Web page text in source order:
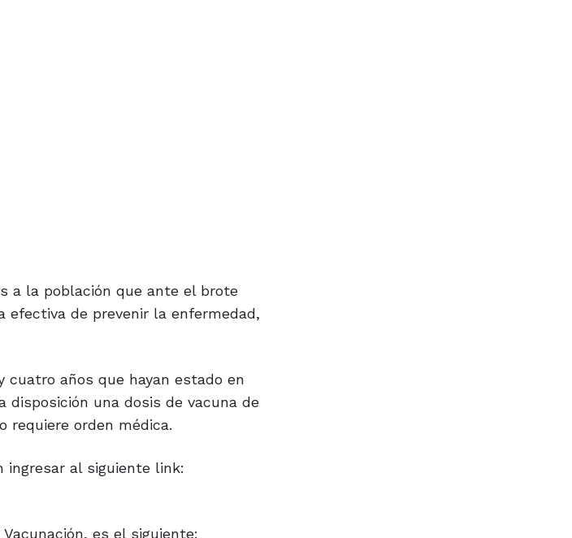
a la población que ante el brote
efectiva de prevenir la enfermedad,
años que hayan estado en
una dosis de vacuna de
requiere orden médica.
ingresar al siguiente link:
es el siguiente: